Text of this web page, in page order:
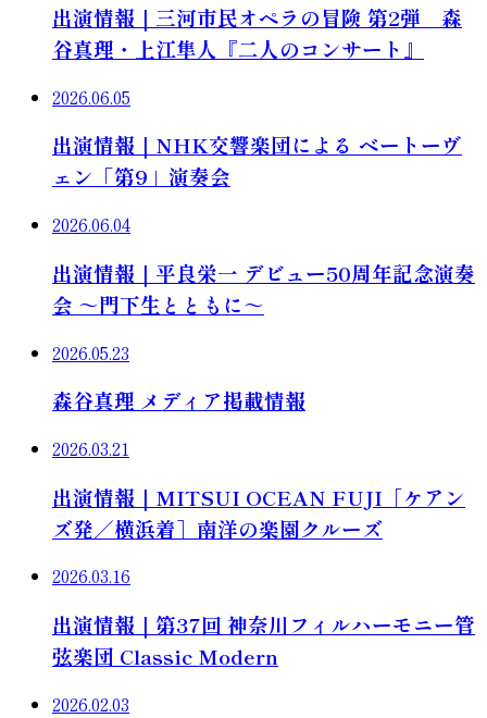
出演情報｜三河市民オペラの冒険 第2弾 森
谷真理・上江隼人『二人のコンサート』
2026.06.05
出演情報｜NHK交響楽団による ベートーヴ
ェン「第9」演奏会
2026.06.04
出演情報｜平良栄一 デビュー50周年記念演奏
会 ～門下生とともに～
2026.05.23
森谷真理 メディア掲載情報
2026.03.21
出演情報｜MITSUI OCEAN FUJI［ケアン
ズ発／横浜着］南洋の楽園クルーズ
2026.03.16
出演情報｜第37回 神奈川フィルハーモニー管
弦楽団 Classic Modern
2026.02.03